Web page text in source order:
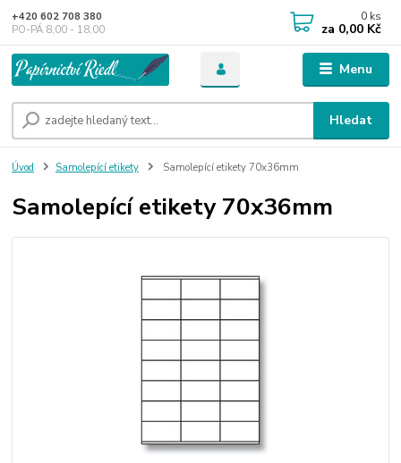
Menu
Hledat
+420 602 708 380
PO-PÁ 8,00 - 18,00
0 ks
za 0,00 Kč
Úvod Samolepící etikety Samolepící etikety 70x36mm
Samolepící etikety 70x36mm